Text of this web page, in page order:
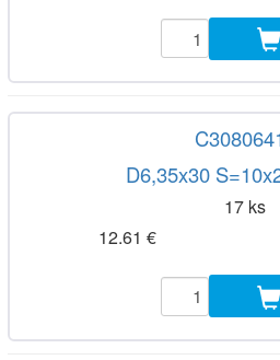
D6,35x30
17 ks
12.61 €